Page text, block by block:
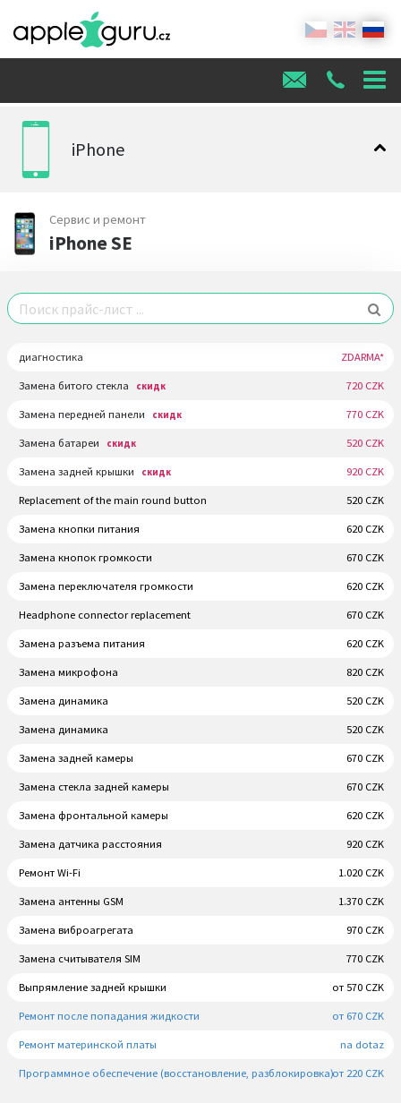
iPhone
Сервис и ремонт
iPhone SE
диагностика ZDARMA*
Замена битого стекла скидк 720 CZK
Замена передней панели скидк 770 CZK
Замена батареи скидк 520 CZK
Замена задней крышки скидк 920 CZK
Replacement of the main round button 520 CZK
Замена кнопки питания 620 CZK
Замена кнопок громкости 670 CZK
Замена переключателя громкости 620 CZK
Headphone connector replacement 670 CZK
Замена разъема питания 620 CZK
Замена микрофона 820 CZK
Замена динамика 520 CZK
Замена динамика 520 CZK
Замена задней камеры 670 CZK
Замена стекла задней камеры 670 CZK
Замена фронтальной камеры 620 CZK
Замена датчика расстояния 920 CZK
Ремонт Wi-Fi 1.020 CZK
Замена антенны GSM 1.370 CZK
Замена виброагрегата 970 CZK
Замена считывателя SIM 770 CZK
Выпрямление задней крышки от 570 CZK
Ремонт после попадания жидкости от 670 CZK
Ремонт материнской платы na dotaz
Программное обеспечение (восстановление, разблокировка)от 220 CZK